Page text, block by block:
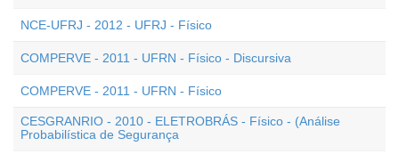
NCE-UFRJ - 2012 - UFRJ - Físico
COMPERVE - 2011 - UFRN - Físico - Discursiva
COMPERVE - 2011 - UFRN - Físico
CESGRANRIO - 2010 - ELETROBRÁS - Físico - (Análise
Probabilística de Segurança